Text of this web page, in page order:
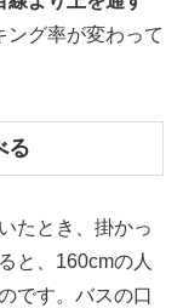
グ率が変わって
る
たとき、掛かっ
と、160cmの人
です。バスの口